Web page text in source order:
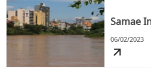
Samae
06/02/2023